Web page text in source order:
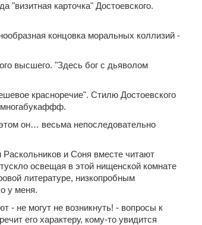
карточка" Достоевского.
концовка моральных коллизий -
высшего. "Здесь бог с дьяволом
красноречие". Стилю Достоевского
многабукаффф.
он… весьма непоследовательно
и Соня вместе читают
освещая в этой нищенской комнате
литературе, низкопробным
у меня.
- не могут не возникнуть! - вопросы к
его характеру, кому-то увидится